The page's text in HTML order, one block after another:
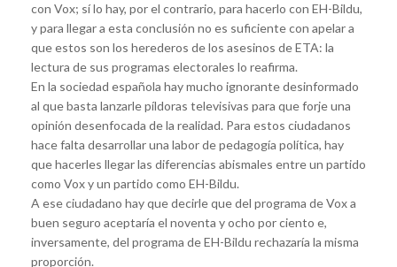
con Vox; sí lo hay, por el contrario, para hacerlo con EH-Bildu,
y para llegar a esta conclusión no es suficiente con apelar a
que estos son los herederos de los asesinos de ETA: la
lectura de sus programas electorales lo reafirma.
En la sociedad española hay mucho ignorante desinformado
al que basta lanzarle píldoras televisivas para que forje una
opinión desenfocada de la realidad. Para estos ciudadanos
hace falta desarrollar una labor de pedagogía política, hay
que hacerles llegar las diferencias abismales entre un partido
como Vox y un partido como EH-Bildu.
A ese ciudadano hay que decirle que del programa de Vox a
buen seguro aceptaría el noventa y ocho por ciento e,
inversamente, del programa de EH-Bildu rechazaría la misma
proporción.